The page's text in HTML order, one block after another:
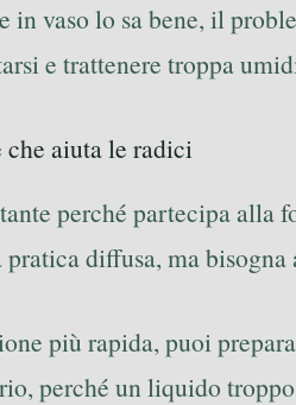
in vaso lo sa bene, il
e trattenere troppa
aiuta le radici
perché partecipa alla
diffusa, ma
più rapida, puoi
perché un liquido